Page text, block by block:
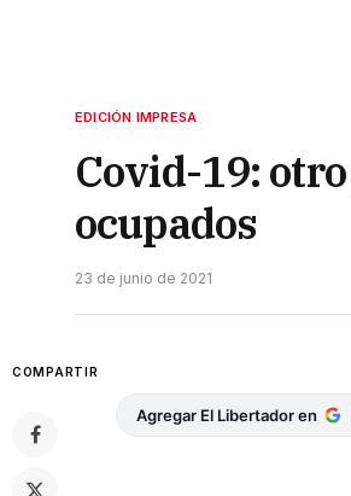
EDICIÓN IMPRESA
Covid-19:
ocupados
23 de junio de 2021
COMPARTIR
Agregar El Libertador en